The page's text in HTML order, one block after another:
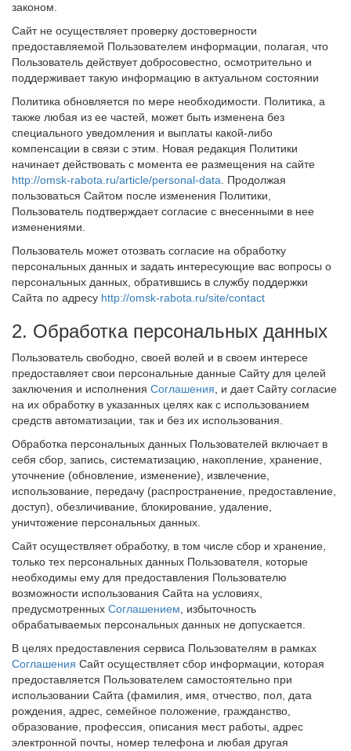
законом.
Сайт не осуществляет проверку достоверности
предоставляемой Пользователем информации, полагая, что
Пользователь действует добросовестно, осмотрительно и
поддерживает такую информацию в актуальном состоянии
Политика обновляется по мере необходимости. Политика, а
также любая из ее частей, может быть изменена без
специального уведомления и выплаты какой-либо
компенсации в связи с этим. Новая редакция Политики
начинает действовать с момента ее размещения на сайте
http://omsk-rabota.ru/article/personal-data . Продолжая
пользоваться Сайтом после изменения Политики,
Пользователь подтверждает согласие с внесенными в нее
изменениями.
Пользователь может отозвать согласие на обработку
персональных данных и задать интересующие вас вопросы о
персональных данных, обратившись в службу поддержки
Сайта по адресу http://omsk-rabota.ru/site/contact
2. Обработка персональных данных
Пользователь свободно, своей волей и в своем интересе
предоставляет свои персональные данные Сайту для целей
заключения и исполнения Соглашения , и дает Сайту согласие
на их обработку в указанных целях как с использованием
средств автоматизации, так и без их использования.
Обработка персональных данных Пользователей включает в
себя сбор, запись, систематизацию, накопление, хранение,
уточнение (обновление, изменение), извлечение,
использование, передачу (распространение, предоставление,
доступ), обезличивание, блокирование, удаление,
уничтожение персональных данных.
Сайт осуществляет обработку, в том числе сбор и хранение,
только тех персональных данных Пользователя, которые
необходимы ему для предоставления Пользователю
возможности использования Сайта на условиях,
предусмотренных Соглашением , избыточность
обрабатываемых персональных данных не допускается.
В целях предоставления сервиса Пользователям в рамках
Соглашения Сайт осуществляет сбор информации, которая
предоставляется Пользователем самостоятельно при
использовании Сайта (фамилия, имя, отчество, пол, дата
рождения, адрес, семейное положение, гражданство,
образование, профессия, описания мест работы, адрес
электронной почты, номер телефона и любая другая